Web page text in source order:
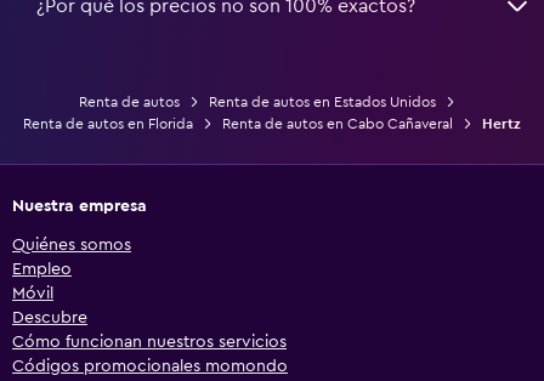
¿Por qué los precios no son 100% exactos?
Renta de autos
Renta de autos en Estados Unidos
Renta de autos en Florida
Renta de autos en Cabo Cañaveral Hertz
Nuestra empresa
Quiénes somos
Empleo
Móvil
Descubre
Cómo funcionan nuestros servicios
Códigos promocionales momondo